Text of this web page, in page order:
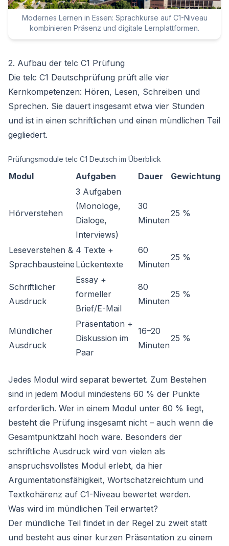
Modernes Lernen in Essen: Sprachkurse auf C1-Niveau
kombinieren Präsenz und digitale Lernplattformen.
2. Aufbau der telc C1 Prüfung
Die telc C1 Deutschprüfung prüft alle vier
Kernkompetenzen: Hören, Lesen, Schreiben und
Sprechen. Sie dauert insgesamt etwa vier Stunden
und ist in einen schriftlichen und einen mündlichen Teil
gegliedert.
Prüfungsmodule telc C1 Deutsch im Überblick
Modul Aufgaben Dauer Gewichtung
Hörverstehen
3 Aufgaben
(Monologe,
Dialoge,
Interviews)
30
Minuten
25 %
Leseverstehen &
Sprachbausteine
4 Texte +
Lückentexte
60
Minuten
25 %
Schriftlicher
Ausdruck
Essay +
formeller
Brief/E-Mail
80
Minuten
25 %
Mündlicher
Ausdruck
Präsentation +
Diskussion im
Paar
16–20
Minuten
25 %
Jedes Modul wird separat bewertet. Zum Bestehen
sind in jedem Modul mindestens 60 % der Punkte
erforderlich. Wer in einem Modul unter 60 % liegt,
besteht die Prüfung insgesamt nicht – auch wenn die
Gesamtpunktzahl hoch wäre. Besonders der
schriftliche Ausdruck wird von vielen als
anspruchsvollstes Modul erlebt, da hier
Argumentationsfähigkeit, Wortschatzreichtum und
Textkohärenz auf C1-Niveau bewertet werden.
Was wird im mündlichen Teil erwartet?
Der mündliche Teil findet in der Regel zu zweit statt
und besteht aus einer kurzen Präsentation zu einem